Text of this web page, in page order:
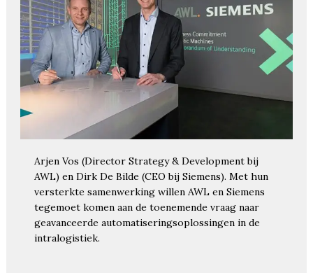
Arjen Vos (Director Strategy & Development bij
AWL) en Dirk De Bilde (CEO bij Siemens). Met hun
versterkte samenwerking willen AWL en Siemens
tegemoet komen aan de toenemende vraag naar
geavanceerde automatiseringsoplossingen in de
intralogistiek.